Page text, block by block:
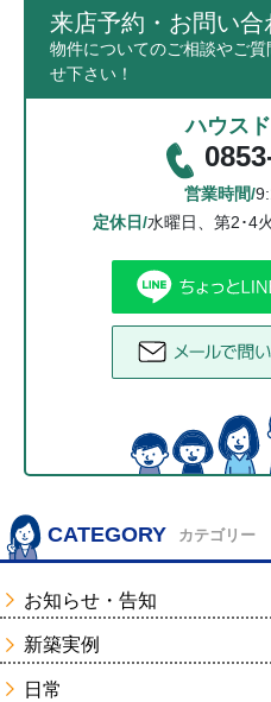
来店予約・お問い合
物件についてのご相談やご
せ下さい！
ハウス
営業時間/
定休日/水曜日、第2･4
CATEGORY カテゴリー
お知らせ・告知
新築実例
日常